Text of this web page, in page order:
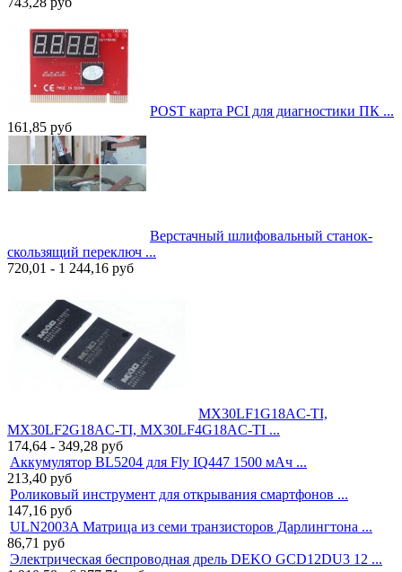
POST карта PCI для диагностики ПК ...
161,85 руб
Верстачный шлифовальный станок-
cкользящий переключ ...
720,01 - 1 244,16 руб
MX30LF1G18AC-TI,
MX30LF2G18AC-TI, MX30LF4G18AC-TI ...
174,64 - 349,28 руб
Аккумулятор BL5204 для Fly IQ447 1500 мАч ...
213,40 руб
Роликовый инструмент для открывания смартфонов ...
147,16 руб
ULN2003A Матрица из семи транзисторов Дарлингтона ...
86,71 руб
Электрическая беспроводная дрель DEKO GCD12DU3 12 ...